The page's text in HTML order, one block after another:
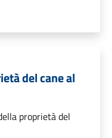
del cane al
proprietà del